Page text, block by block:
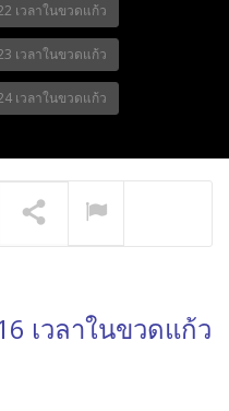
เวลาในขวดแก้ว
เวลาในขวดแก้ว
เวลาในขวดแก้ว
เวลาในขวดแก้ว